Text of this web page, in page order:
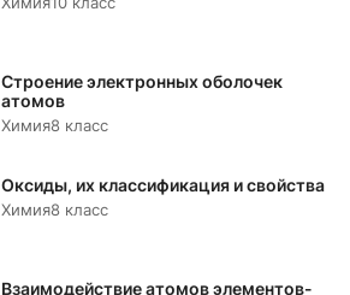
Строение электронных оболочек
атомов
Химия8 класс
Оксиды, их классификация и свойства
Химия8 класс
Взаимодействие атомов элементов-